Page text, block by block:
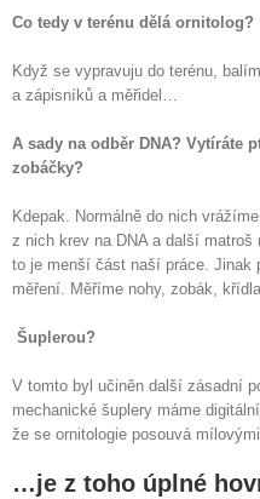
Co tedy v terénu dělá ornitolog?
Když se vypravuju do terénu,
a zápisníků a měřidel…
A sady na odběr DNA? Vytíráte
zobáčky?
Kdepak. Normálně do nich
z nich krev na DNA a další matroš
to je menší část naší práce. Jinak
měření. Měříme nohy, zobák,
Šuplerou?
V tomto byl učiněn další zásadní
mechanické šuplery máme
že se ornitologie posouvá
…je z toho úplné